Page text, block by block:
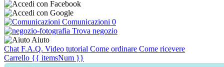
Comunicazioni 0
Trova negozio
Aiuto
Chat F.A.Q. Video tutorial Come ordinare Come ricevere
Carrello {{ itemsNum }}